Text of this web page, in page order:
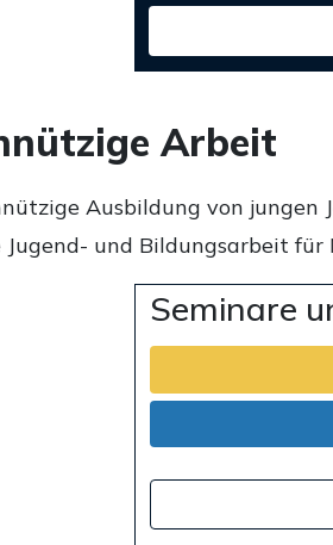
Arbeit
Ausbildung von
und Bildungsarbeit
Seminare